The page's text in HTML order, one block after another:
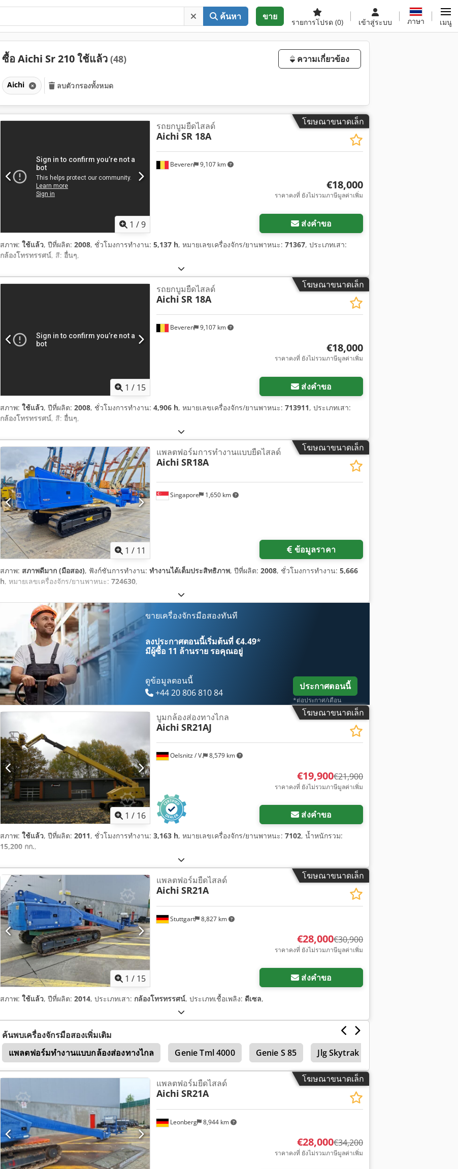
ค้นหา ขาย
รายการโปรด (0) เข้าสู่ระบบ ภาษา เมนู
ซื้อ Aichi Sr 210 ใช้แล้ว (48) ความเกี่ยวข้อง
Aichi ลบตัวกรองทั้งหมด
โฆษณาขนาดเล็ก
1 /9
Beveren 9,107 km
รถยกบูมยืดไสลด์
Aichi SR 18A
€18,000
ราคาคงที่ ยังไม่รวมภาษีมูลค่าเพิ่ม
ส่งคำขอ
สภาพ: ใช้แล้ว, ปีที่ผลิต: 2008, ชั่วโมงการทำงาน: 5,137 h, หมายเลขเครื่องจักร/ยานพาหนะ: 71367, ประเภทเสา:
กล้องโทรทรรศน์, สี: อื่นๆ,
โฆษณาขนาดเล็ก
1 / 15
Beveren 9,107 km
รถยกบูมยืดไสลด์
Aichi SR 18A
€18,000
ราคาคงที่ ยังไม่รวมภาษีมูลค่าเพิ่ม
ส่งคำขอ
สภาพ: ใช้แล้ว, ปีที่ผลิต: 2008, ชั่วโมงการทำงาน: 4,906 h, หมายเลขเครื่องจักร/ยานพาหนะ: 713911, ประเภทเสา:
กล้องโทรทรรศน์, สี: อื่นๆ,
โฆษณาขนาดเล็ก
1 / 11
Singapore 1,650 km
แพลตฟอร์มการทำงานแบบยืดไสลด์
Aichi SR18A
ข้อมูลราคา
สภาพ: สภาพดีมาก (มือสอง), ฟังก์ชันการทำงาน: ทำงานได้เต็มประสิทธิภาพ, ปีที่ผลิต: 2008, ชั่วโมงการทำงาน: 5,666
h, หมายเลขเครื่องจักร/ยานพาหนะ: 724630,
ขายเครื่องจักรมือสองทันที
ลงประกาศตอนนี้เริ่มต้นที่ €4.49*
มีผู้ซื้อ 11 ล้านราย รอคุณอยู่
ดูข้อมูลตอนนี้
+44 20 806 810 84
ประกาศตอนนี้
*ต่อประกาศ/เดือน
โฆษณาขนาดเล็ก
1 / 16
Oelsnitz / V. 8,579 km
บูมกล้องส่องทางไกล
Aichi SR21AJ
€19,900€21,900
ราคาคงที่ ยังไม่รวมภาษีมูลค่าเพิ่ม
ส่งคำขอ
สภาพ: ใช้แล้ว, ปีที่ผลิต: 2011, ชั่วโมงการทำงาน: 3,163 h, หมายเลขเครื่องจักร/ยานพาหนะ: 7102, น้ำหนักรวม:
15,200 กก.,
โฆษณาขนาดเล็ก
1 / 15
Stuttgart 8,827 km
แพลตฟอร์มยืดไสลด์
Aichi SR21A
€28,000€30,900
ราคาคงที่ ยังไม่รวมภาษีมูลค่าเพิ่ม
ส่งคำขอ
สภาพ: ใช้แล้ว, ปีที่ผลิต: 2014, ประเภทเสา: กล้องโทรทรรศน์, ประเภทเชื้อเพลิง: ดีเซล,
ค้นพบเครื่องจักรมือสองเพิ่มเติม
แพลตฟอร์มทำงานแบบกล้องส่องทางไกล
Genie Tml 4000 Genie S 85 Jlg Skytrak 10054
โฆษณาขนาดเล็ก
Leonberg 8,944 km
แพลตฟอร์มยืดไสลด์
Aichi SR21A
€28,000€34,200
ราคาคงที่ ยังไม่รวมภาษีมูลค่าเพิ่ม